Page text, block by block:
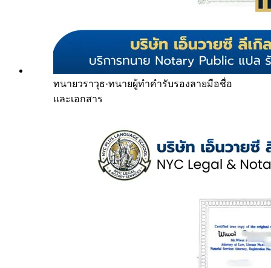
ทนายวราวุธ·ทนายผู้ทำคำรับรองลายมือชื่อ
และเอกสาร